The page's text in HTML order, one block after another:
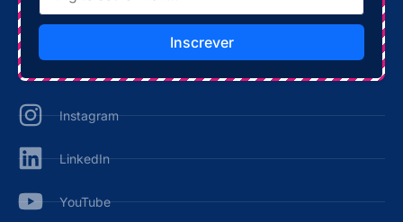
Inscrever
Instagram
LinkedIn
YouTube